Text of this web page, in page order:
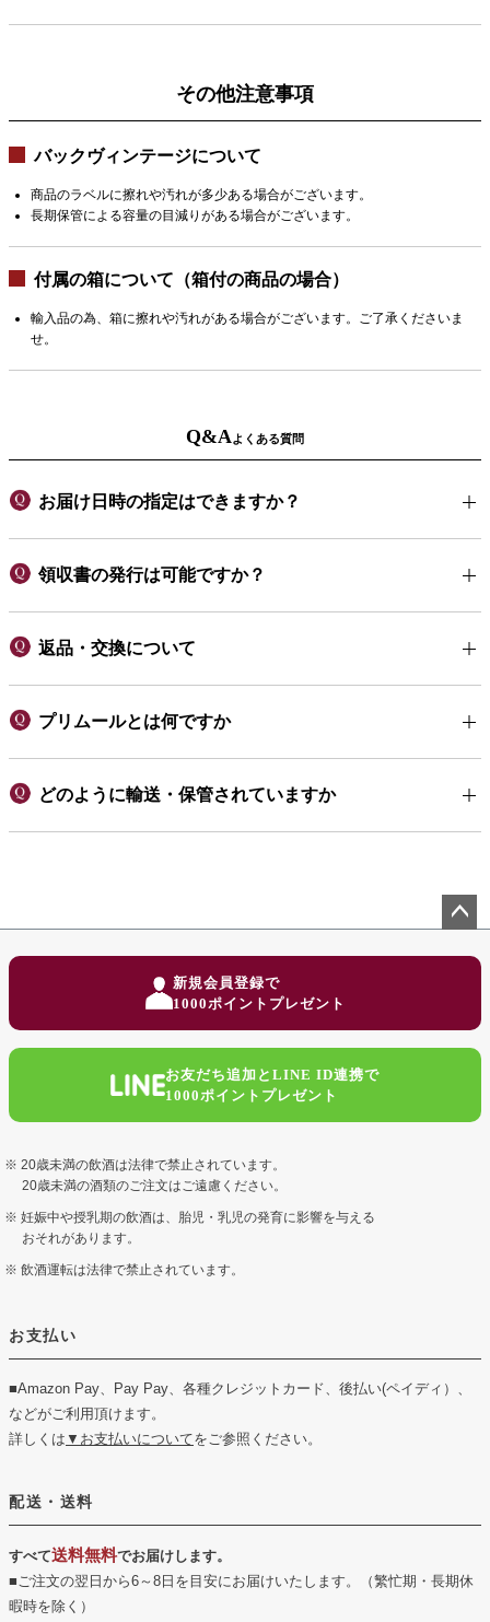
その他注意事項
バックヴィンテージについて
商品のラベルに擦れや汚れが多少ある場合がございます。
長期保管による容量の目減りがある場合がございます。
付属の箱について（箱付の商品の場合）
輸入品の為、箱に擦れや汚れがある場合がございます。ご了承くださいま
せ。
Q&Aよくある質問
お届け日時の指定はできますか？
領収書の発行は可能ですか？
返品・交換について
プリムールとは何ですか
どのように輸送・保管されていますか
新規会員登録で
1000ポイントプレゼント
お友だち追加とLINE ID連携で
1000ポイントプレゼント
20歳未満の飲酒は法律で禁止されています。
20歳未満の酒類のご注文はご遠慮ください。
妊娠中や授乳期の飲酒は、胎児・乳児の発育に影響を与える
おそれがあります。
飲酒運転は法律で禁止されています。
お支払い
■Amazon Pay、Pay Pay、各種クレジットカード、後払い(ペイディ）、
などがご利用頂けます。
詳しくは ▼お支払いについてをご参照ください。
配送・送料
すべて送料無料でお届けします。
■ご注文の翌日から6～8日を目安にお届けいたします。（繁忙期・長期休
暇時を除く）